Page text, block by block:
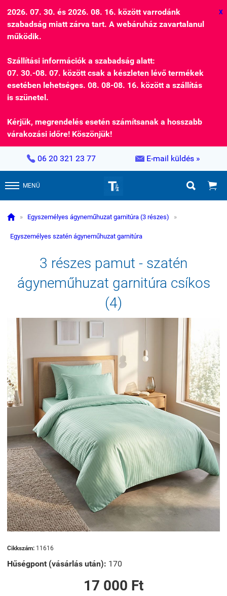
2026. 07. 30. és 2026. 08. 16. között varrodánk
szabadság miatt zárva tart. A webáruház zavartalanul
működik.
Szállítási információk a szabadság alatt:
07. 30.-08. 07. között csak a készleten lévő termékek
esetében lehetséges. 08. 08-08. 16. között a szállítás
is szünetel.
Kérjük, megrendelés esetén számítsanak a hosszabb
várakozási időre! Köszönjük!
X
 06 20 321 23 77  E-mail küldés »
MENÜ  
 » Egyszemélyes ágyneműhuzat garnitúra (3 részes) »
Egyszemélyes szatén ágyneműhuzat garnitúra
3 részes pamut - szatén
ágyneműhuzat garnitúra csíkos
(4)
Cikkszám: 11616
Hűségpont (vásárlás után): 170
17 000 Ft